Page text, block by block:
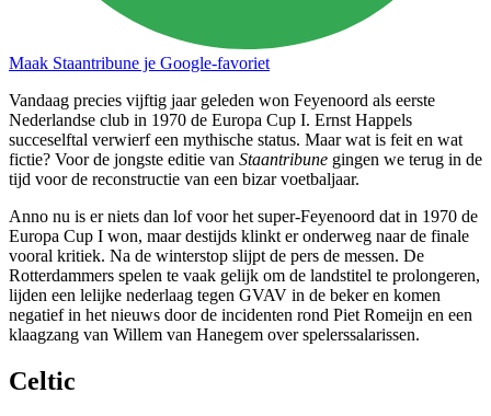
Maak Staantribune je Google-favoriet
Vandaag precies vijftig jaar geleden won Feyenoord als eerste
Nederlandse club in 1970 de Europa Cup I. Ernst Happels
succeselftal verwierf een mythische status. Maar wat is feit en wat
fictie? Voor de jongste editie van Staantribune gingen we terug in de
tijd voor de reconstructie van een bizar voetbaljaar.
Anno nu is er niets dan lof voor het super-Feyenoord dat in 1970 de
Europa Cup I won, maar destijds klinkt er onderweg naar de finale
vooral kritiek. Na de winterstop slijpt de pers de messen. De
Rotterdammers spelen te vaak gelijk om de landstitel te prolongeren,
lijden een lelijke nederlaag tegen GVAV in de beker en komen
negatief in het nieuws door de incidenten rond Piet Romeijn en een
klaagzang van Willem van Hanegem over spelerssalarissen.
Celtic